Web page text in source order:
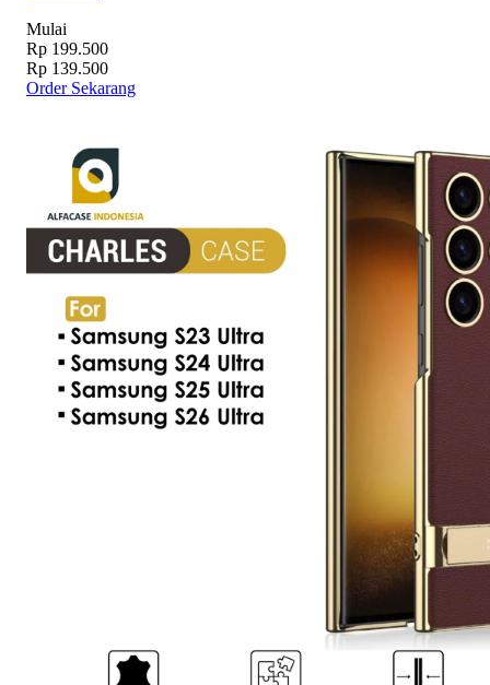
Mulai
Rp 199.500
Rp 139.500
Order Sekarang